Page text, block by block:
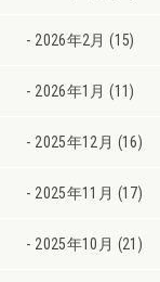
2026年2月 (15)
2026年1月 (11)
2025年12月 (16)
2025年11月 (17)
2025年10月 (21)